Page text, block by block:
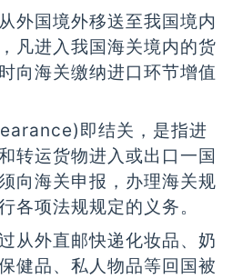
外国境外移送至我国境内
凡进入我国海关境内的货
向海关缴纳进口环节增值
即结关，是指进
转运货物进入或出口一国
向海关申报，办理海关规
各项法规规定的义务。
从外直邮快递化妆品、奶
健品、私人物品等回国被